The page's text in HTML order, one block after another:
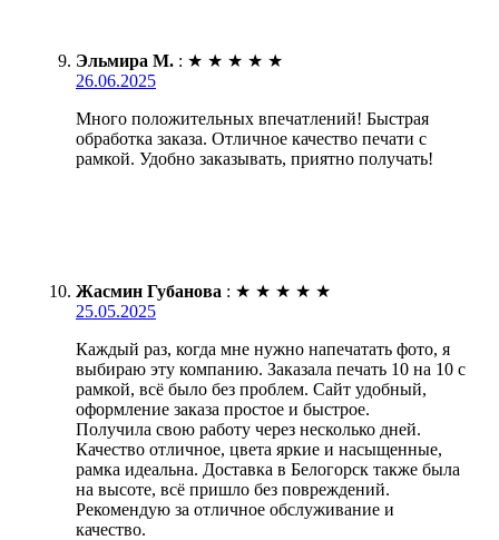
Эльмира М. : ★ ★ ★ ★ ★
26.06.2025
Много положительных впечатлений! Быстрая
обработка заказа. Отличное качество печати с
рамкой. Удобно заказывать, приятно получать!
Жасмин Губанова : ★ ★ ★ ★ ★
25.05.2025
Каждый раз, когда мне нужно напечатать фото, я
выбираю эту компанию. Заказала печать 10 на 10 с
рамкой, всё было без проблем. Сайт удобный,
оформление заказа простое и быстрое.
Получила свою работу через несколько дней.
Качество отличное, цвета яркие и насыщенные,
рамка идеальна. Доставка в Белогорск также была
на высоте, всё пришло без повреждений.
Рекомендую за отличное обслуживание и
качество.